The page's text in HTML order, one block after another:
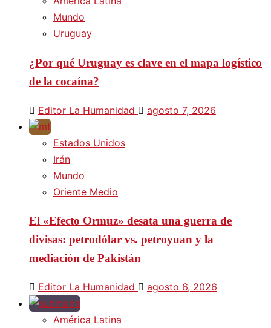
Mundo
Uruguay
¿Por qué Uruguay es clave en el mapa logístico
de la cocaína?
Editor La Humanidad agosto 7, 2026
Estados Unidos
Irán
Mundo
Oriente Medio
El «Efecto Ormuz» desata una guerra de
divisas: petrodólar vs. petroyuan y la
mediación de Pakistán
Editor La Humanidad agosto 6, 2026
América Latina